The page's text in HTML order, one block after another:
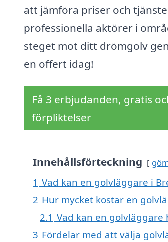
att jämföra priser och
professionella aktörer i
steget mot ditt drömgolv
en offert idag!
Få 3 erbjudanden, gratis
förpliktelser
Innehållsförteckning
1 Vad kan en golvläggare i
2 Hur mycket kostar en
2.1 Vad kan en golvläggare
3 Fördelar med att välja